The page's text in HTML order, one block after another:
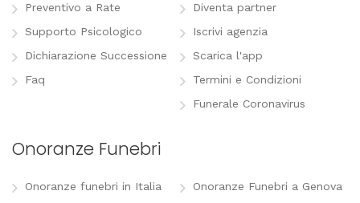
Preventivo a Rate
Supporto Psicologico
Dichiarazione Successione
Faq
Diventa partner
Iscrivi agenzia
Scarica l'app
Termini e Condizioni
Funerale Coronavirus
Onoranze Funebri
Onoranze funebri in Italia Onoranze Funebri a Genova